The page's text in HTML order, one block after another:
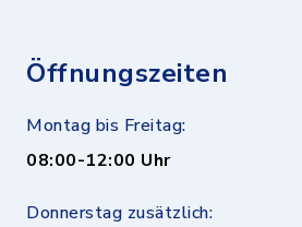
Öffnungszeiten
Montag bis Freitag:
08:00-12:00 Uhr
Donnerstag zusätzlich: